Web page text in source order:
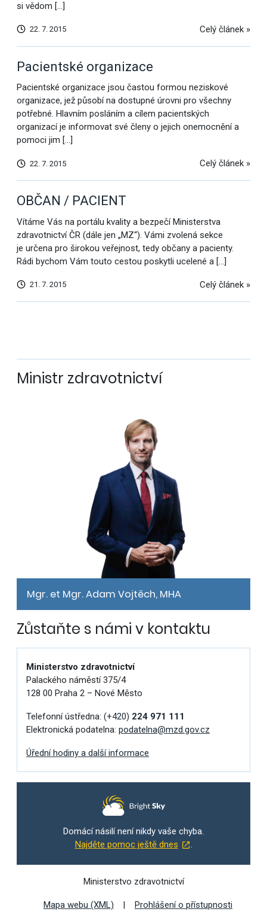
si vědom […]
22. 7. 2015 Celý článek »
Pacientské organizace
Pacientské organizace jsou častou formou neziskové
organizace, jež působí na dostupné úrovni pro všechny
potřebné. Hlavním posláním a cílem pacientských
organizací je informovat své členy o jejich onemocnění a
pomoci jim […]
22. 7. 2015 Celý článek »
OBČAN / PACIENT
Vítáme Vás na portálu kvality a bezpečí Ministerstva
zdravotnictví ČR (dále jen „MZ“). Vámi zvolená sekce
je určena pro širokou veřejnost, tedy občany a pacienty.
Rádi bychom Vám touto cestou poskytli ucelené a […]
21. 7. 2015 Celý článek »
Ministr zdravotnictví
Mgr. et Mgr. Adam Vojtěch, MHA
Zůstaňte s námi v kontaktu
Ministerstvo zdravotnictví
Palackého náměstí 375/4
128 00 Praha 2 – Nové Město
Telefonní ústředna: (+420) 224 971 111
Elektronická podatelna: podatelna@mzd.gov.cz
Úřední hodiny a další informace
Domácí násilí není nikdy vaše chyba.
Najděte pomoc ještě dnes
.
Ministerstvo zdravotnictví
Mapa webu (XML) Prohlášení o přístupnosti